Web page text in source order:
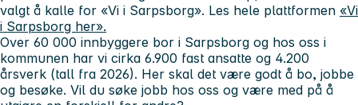
valgt å kalle for «Vi i Sarpsborg». Les hele plattformen «Vi
i Sarpsborg her».
Over 60 000 innbyggere bor i Sarpsborg og hos oss i
kommunen har vi cirka 6.900 fast ansatte og 4.200
årsverk (tall fra 2026). Her skal det være godt å bo, jobbe
og besøke. Vil du søke jobb hos oss og være med på å